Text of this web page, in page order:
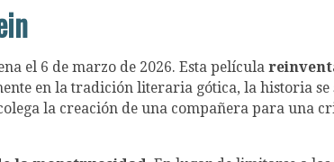
el 6 de marzo de 2026. Esta película
en la tradición literaria gótica, la historia se
la creación de una compañera para una